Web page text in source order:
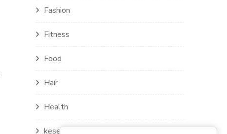
Fashion
Fitness
Food
Hair
Health
kesehatan mental